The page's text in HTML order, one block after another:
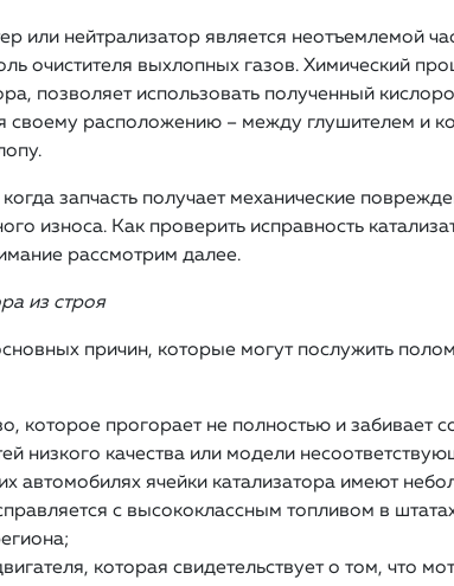
или нейтрализатор является неотъемлемой
очистителя выхлопных газов. Химический
позволяет использовать полученный
своему расположению – между глушителем и
запчасть получает механические
износа. Как проверить исправность
рассмотрим далее.
из строя
причин, которые могут послужить
которое прогорает не полностью и забивает
низкого качества или модели
автомобилях ячейки катализатора имеют
с высококлассным топливом в
которая свидетельствует о том, что